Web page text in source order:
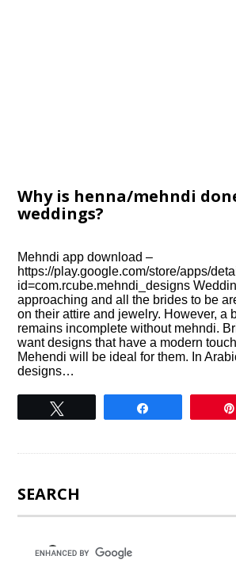
Why is henna/mehndi
weddings?
Mehndi app download –
https://play.google.com/store/apps/
id=com.rcube.mehndi_designs
approaching and all the brides to be
on their attire and jewelry. However, a
remains incomplete without mehndi.
want designs that have a modern
Mehendi will be ideal for them. In
designs…
SEARCH